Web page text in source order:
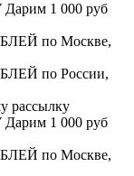
Дарим 1 000 руб
по Москве,
по России,
рассылку
Дарим 1 000 руб
по Москве,